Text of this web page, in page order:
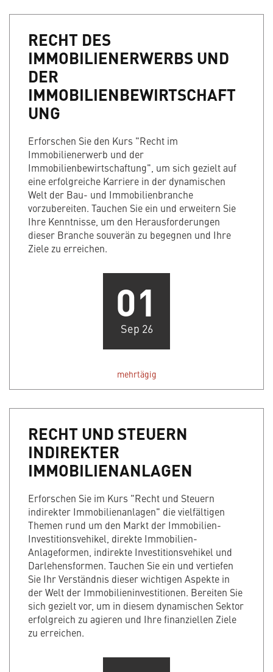
RECHT DES
IMMOBILIENERWERBS UND
DER
IMMOBILIENBEWIRTSCHAFT
UNG
Erforschen Sie den Kurs "Recht im
Immobilienerwerb und der
Immobilienbewirtschaftung", um sich gezielt auf
eine erfolgreiche Karriere in der dynamischen
Welt der Bau- und Immobilienbranche
vorzubereiten. Tauchen Sie ein und erweitern Sie
Ihre Kenntnisse, um den Herausforderungen
dieser Branche souverän zu begegnen und Ihre
Ziele zu erreichen.
01
Sep 26
mehrtägig
RECHT UND STEUERN
INDIREKTER
IMMOBILIENANLAGEN
Erforschen Sie im Kurs "Recht und Steuern
indirekter Immobilienanlagen" die vielfältigen
Themen rund um den Markt der Immobilien-
Investitionsvehikel, direkte Immobilien-
Anlageformen, indirekte Investitionsvehikel und
Darlehensformen. Tauchen Sie ein und vertiefen
Sie Ihr Verständnis dieser wichtigen Aspekte in
der Welt der Immobilieninvestitionen. Bereiten Sie
sich gezielt vor, um in diesem dynamischen Sektor
erfolgreich zu agieren und Ihre finanziellen Ziele
zu erreichen.